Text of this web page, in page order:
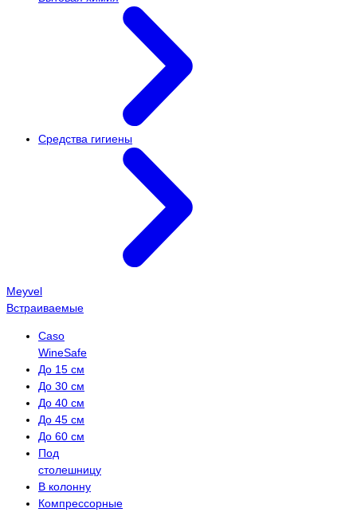
Средства гигиены
Meyvel
Встраиваемые
Caso
WineSafe
До 15 см
До 30 см
До 40 см
До 45 см
До 60 см
Под
столешницу
В колонну
Компрессорные